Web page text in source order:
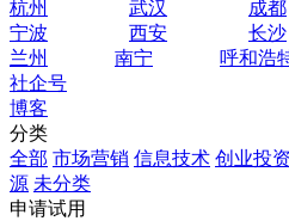
杭州
武汉 成都
宁波
西安 长沙
兰州
南宁 呼和浩
社企号
博客
分类
全部 市场营销 信息技术 创业投资
源 未分类
申请试用